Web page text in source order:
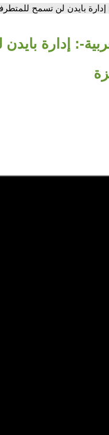
إدارة بايدن لن تسمح
: إدارة